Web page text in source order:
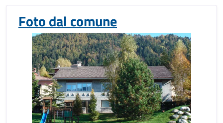
Foto dal comune